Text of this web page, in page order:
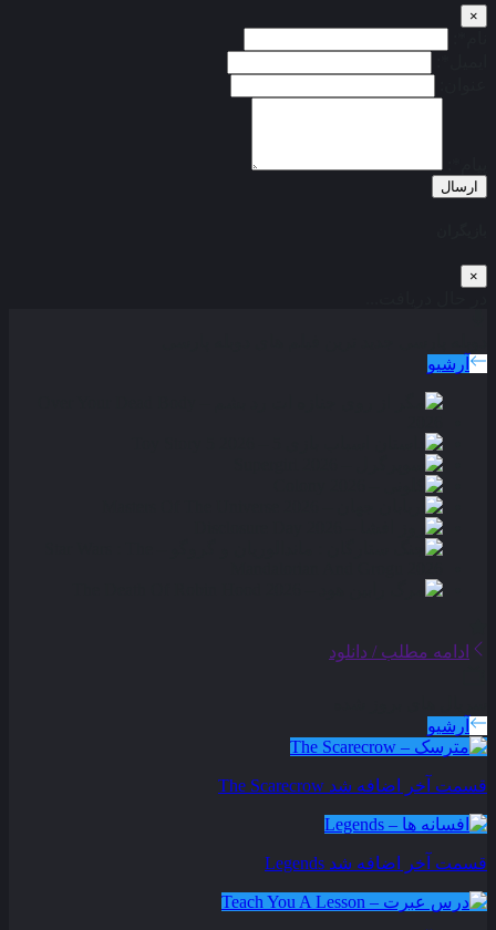
×
ارسال
×
آرشیو
ادامه مطلب / دانلود
آرشیو
قسمت آخر اضافه شد The Scarecrow
قسمت آخر اضافه شد Legends